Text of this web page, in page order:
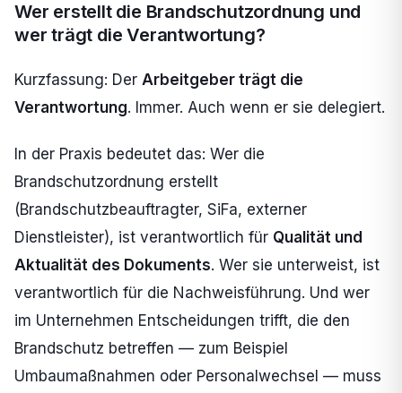
Wer erstellt die Brandschutzordnung und
wer trägt die Verantwortung?
Kurzfassung: Der Arbeitgeber trägt die
Verantwortung. Immer. Auch wenn er sie delegiert.
In der Praxis bedeutet das: Wer die
Brandschutzordnung erstellt
(Brandschutzbeauftragter, SiFa, externer
Dienstleister), ist verantwortlich für Qualität und
Aktualität des Dokuments. Wer sie unterweist, ist
verantwortlich für die Nachweisführung. Und wer
im Unternehmen Entscheidungen trifft, die den
Brandschutz betreffen — zum Beispiel
Umbaumaßnahmen oder Personalwechsel — muss